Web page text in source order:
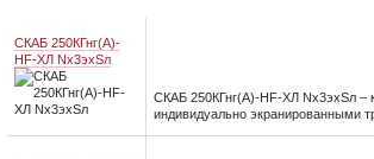
СКАБ 250КГнг(А)-
HF-ХЛ Nx3эхSл
СКАБ 250КГнг(А)-HF-ХЛ Nx3эхSл –
индивидуально экранированными